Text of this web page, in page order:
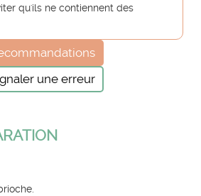
qu'ils ne contiennent des
une erreur